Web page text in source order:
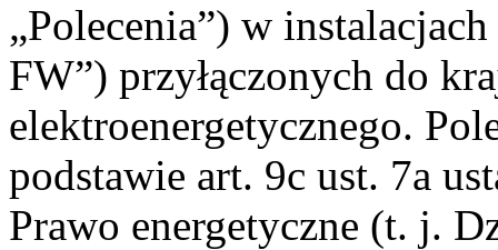
„Polecenia”) w
FW”) przyłączonych do
elektroenergetycznego.
podstawie art. 9c ust. 7a
Prawo energetyczne (t. j.